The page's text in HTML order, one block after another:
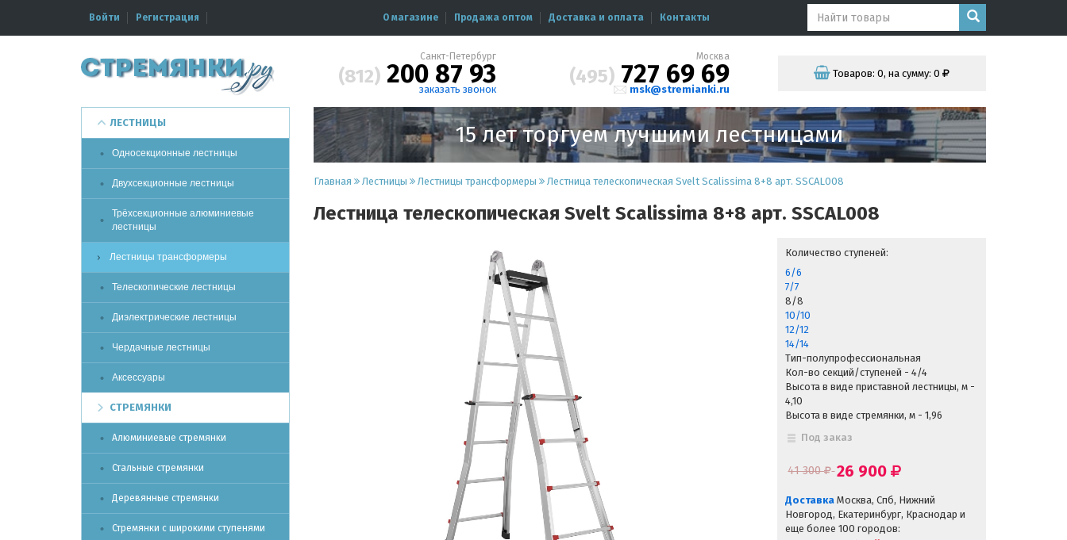
Войти Регистрация О магазине Продажа оптом Доставка и оплата Контакты
Санкт-Петербург
(812) 200 87 93
заказать звонок
Москва
(495) 727 69 69
msk@stremianki.ru
Товаров:0, на сумму:0
ЛЕСТНИЦЫ
Односекционные лестницы
Двухсекционные лестницы
Трёхсекционные алюминиевые
лестницы
Лестницы трансформеры
Телескопические лестницы
Диэлектрические лестницы
Чердачные лестницы
Аксессуары
СТРЕМЯНКИ
Алюминиевые стремянки
Стальные стремянки
Деревянные стремянки
Стремянки с широкими ступенями
15 лет торгуем лучшими лестницами
Главная Лестницы Лестницы трансформеры Лестница телескопическая Svelt Scalissima 8+8 арт. SSCAL008
Лестница телескопическая Svelt Scalissima 8+8 арт. SSCAL008
Количество ступеней:
6/6
7/7
8/8
10/10
12/12
14/14
Тип-полупрофессиональная
Кол-во секций/ступеней - 4/4
Высота в виде приставной лестницы, м -
4,10
Высота в виде стремянки, м - 1,96
Под заказ
41 300 26 900
Доставка Москва, Спб, Нижний
Новгород, Екатеринбург, Краснодар и
еще более 100 городов: